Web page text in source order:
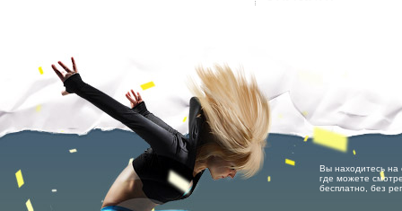
Вы находитесь на
где можете
бесплатно, без